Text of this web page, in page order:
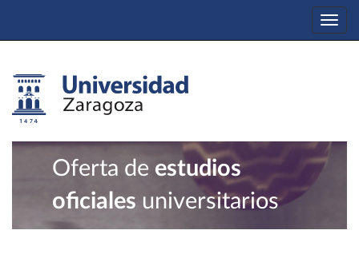
Oferta de estudios
oficiales universitarios